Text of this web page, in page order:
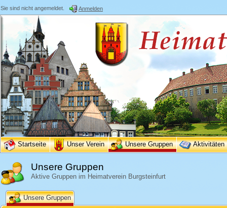
Sie sind nicht angemeldet. Anmelden
Startseite Unser Verein Unsere Gruppen Aktivitäten
Unsere Gruppen
Aktive Gruppen im Heimatverein Burgsteinfurt
Unsere Gruppen